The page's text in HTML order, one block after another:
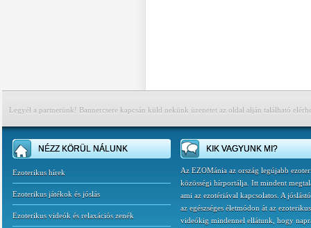
Legyél a partnerünk! Bannercsere kapcsán küld nekünk üzenetet az oldal alján található
NÉZZ KÖRÜL NÁLUNK
Ezoterikus hírek
Ezoterikus játékok és jóslás
Ezoterikus videók és relaxációs zenék
KIK VAGYUNK MI?
Az EZOMánia az ország legújabb
közösségi hírportálja. Itt mindent
ami az ezotériával kapcsolatos. A
az egészséges életmódon át az ezoterikus
videókig mindennel ellátunk, hogy